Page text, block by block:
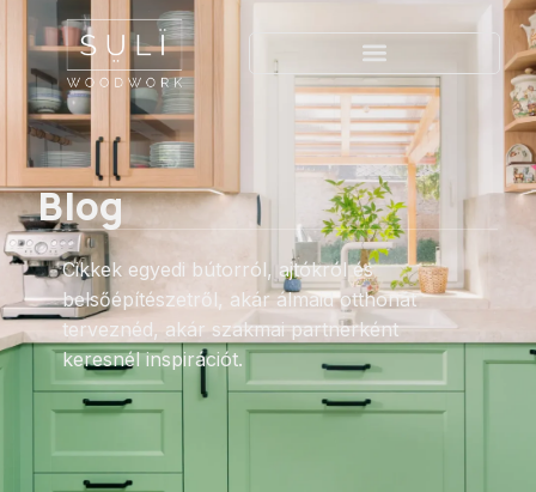
Blog
Cikkek egyedi bútorról, ajtókról és
belsőépítészetről, akár álmaid otthonát
terveznéd, akár szakmai partnerként
keresnél inspirációt.